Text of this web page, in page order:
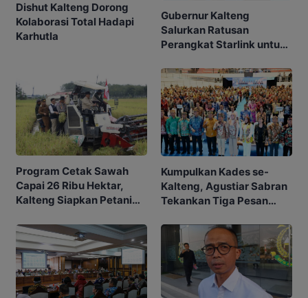
Dishut Kalteng Dorong
Kolaborasi Total Hadapi
Karhutla
Gubernur Kalteng
Salurkan Ratusan
Perangkat Starlink untuk
Program Cetak Sawah
Capai 26 Ribu Hektar,
Kalteng Siapkan Petani
Kumpulkan Kades se-
Kalteng, Agustiar Sabran
Tekankan Tiga Pesan